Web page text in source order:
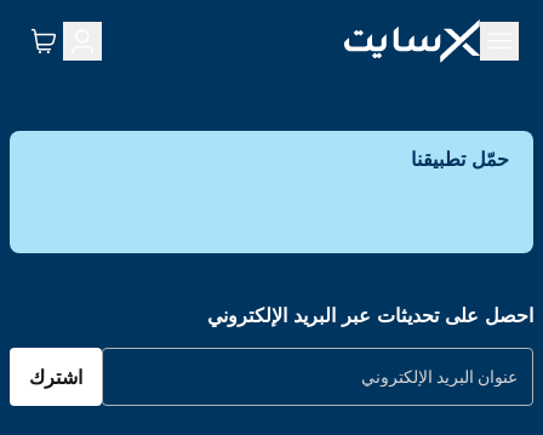
حمّل تطبيقنا
احصل على تحديثات عبر البريد الإلكتروني
اشترك